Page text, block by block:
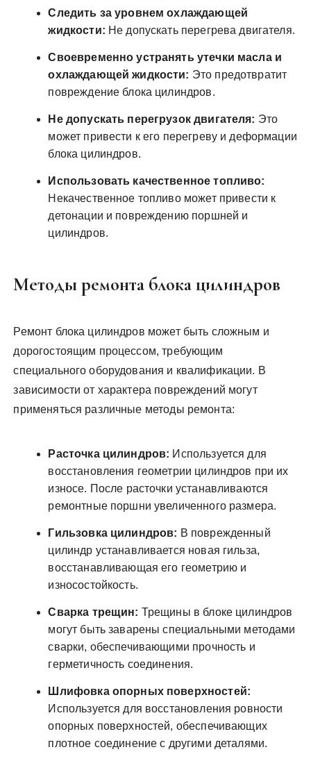
Следить за уровнем охлаждающей
жидкости: Не допускать перегрева двигателя.
Своевременно устранять утечки масла и
охлаждающей жидкости: Это предотвратит
повреждение блока цилиндров.
Не допускать перегрузок двигателя: Это
может привести к его перегреву и деформации
блока цилиндров.
Использовать качественное топливо:
Некачественное топливо может привести к
детонации и повреждению поршней и
цилиндров.
Методы ремонта блока цилиндров
Ремонт блока цилиндров может быть сложным и
дорогостоящим процессом, требующим
специального оборудования и квалификации. В
зависимости от характера повреждений могут
применяться различные методы ремонта:
Расточка цилиндров: Используется для
восстановления геометрии цилиндров при их
износе. После расточки устанавливаются
ремонтные поршни увеличенного размера.
Гильзовка цилиндров: В поврежденный
цилиндр устанавливается новая гильза,
восстанавливающая его геометрию и
износостойкость.
Сварка трещин: Трещины в блоке цилиндров
могут быть заварены специальными методами
сварки, обеспечивающими прочность и
герметичность соединения.
Шлифовка опорных поверхностей:
Используется для восстановления ровности
опорных поверхностей, обеспечивающих
плотное соединение с другими деталями.